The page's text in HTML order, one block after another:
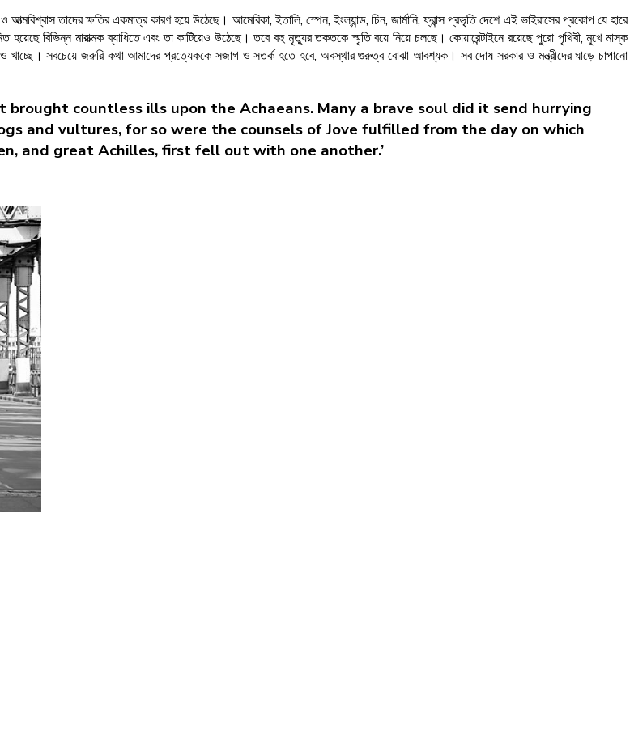
তাদের ক্ষতির একমাত্র কারণ হয়ে উঠেছে। আমেরিকা, ইতালি, স্পেন, ইংল্যান্ড, চিন, জার্মানি, ফ্রান্স প্রভৃতি দেশে এই ভাইরাসের প্রকোপ যে হারে
বিভিন্ন মারাত্মক ব্যাধিতে এবং তা কাটিয়েও উঠেছে। তবে বহু মৃত্যুর তকতকে স্মৃতি বয়ে নিয়ে চলছে। কোয়ারেন্টাইনে রয়েছে পুরো পৃথিবী, মুখে মাস্ক
খাচ্ছে। সবচেয়ে জরুরি কথা আমাদের প্রত্যেককে সজাগ ও সতর্ক হতে হবে, অবস্থার গুরুত্ব বোঝা আবশ্যক। সব দোষ সরকার ও মন্ত্রীদের ঘাড়ে চাপানো
brought countless ills upon the Achaeans. Many a brave soul did it send hurrying
and vultures, for so were the counsels of Jove fulfilled from the day on which
and great Achilles, first fell out with one another.’